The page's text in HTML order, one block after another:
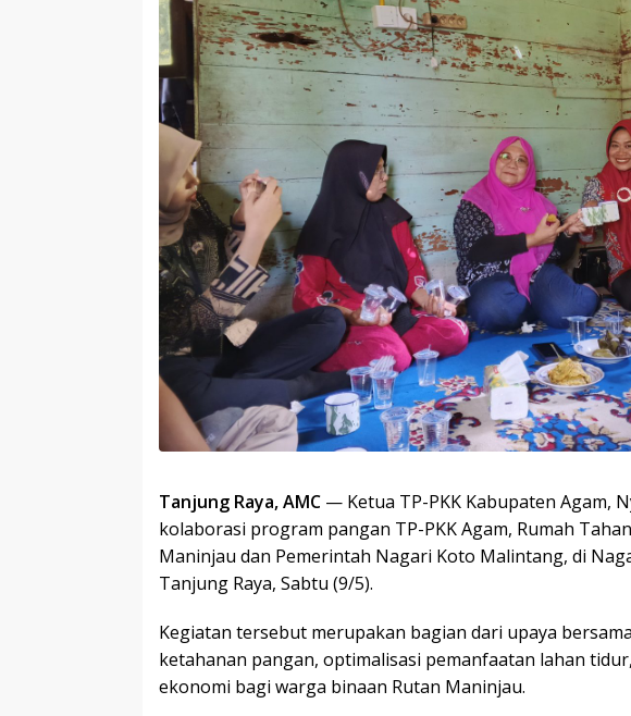
Tanjung Raya, AMC — Ketua TP-PKK Kabupaten Agam,
kolaborasi program pangan TP-PKK Agam, Rumah
Maninjau dan Pemerintah Nagari Koto Malintang, di
Tanjung Raya, Sabtu (9/5).
Kegiatan tersebut merupakan bagian dari upaya
ketahanan pangan, optimalisasi pemanfaatan lahan
ekonomi bagi warga binaan Rutan Maninjau.